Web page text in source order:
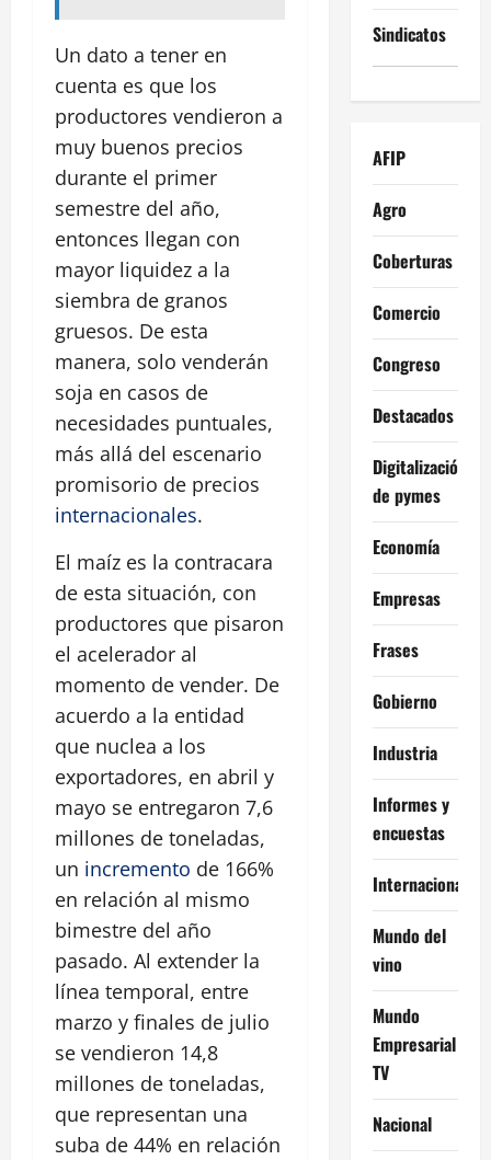
Un dato a tener en
cuenta es que los
productores vendieron a
muy buenos precios
durante el primer
semestre del año,
entonces llegan con
mayor liquidez a la
siembra de granos
gruesos. De esta
manera, solo venderán
soja en casos de
necesidades puntuales,
más allá del escenario
promisorio de precios
internacionales.
El maíz es la contracara
de esta situación, con
productores que pisaron
el acelerador al
momento de vender. De
acuerdo a la entidad
que nuclea a los
exportadores, en abril y
mayo se entregaron 7,6
millones de toneladas,
un incremento de 166%
en relación al mismo
bimestre del año
pasado. Al extender la
línea temporal, entre
marzo y finales de julio
se vendieron 14,8
millones de toneladas,
que representan una
suba de 44% en relación
Sindicatos
AFIP
Agro
Coberturas
Comercio
Congreso
Destacados
Digitalización
de pymes
Economía
Empresas
Frases
Gobierno
Industria
Informes y
encuestas
Internacional
Mundo del
vino
Mundo
Empresarial
TV
Nacional